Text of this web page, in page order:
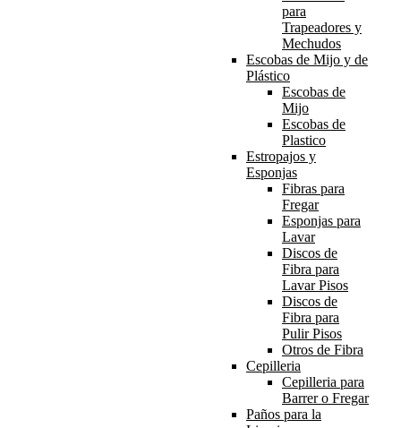
para
Trapeadores y
Mechudos
Escobas de Mijo y de
Plástico
Escobas de
Mijo
Escobas de
Plastico
Estropajos y
Esponjas
Fibras para
Fregar
Esponjas para
Lavar
Discos de
Fibra para
Lavar Pisos
Discos de
Fibra para
Pulir Pisos
Otros de Fibra
Cepilleria
Cepilleria para
Barrer o Fregar
Paños para la